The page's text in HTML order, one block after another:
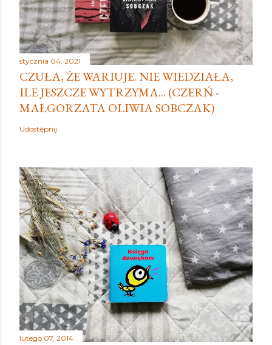
stycznia 04, 2021
CZUŁA, ŻE WARIUJE. NIE WIEDZIAŁA,
ILE JESZCZE WYTRZYMA... (CZERŃ -
MAŁGORZATA OLIWIA SOBCZAK)
Udostępnij
lutego 07, 2014